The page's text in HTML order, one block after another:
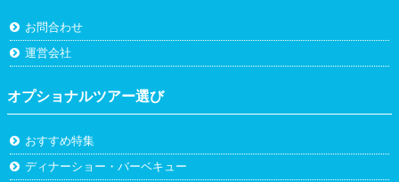
お問合わせ
運営会社
オプショナルツアー選び
おすすめ特集
ディナーショー・バーベキュー